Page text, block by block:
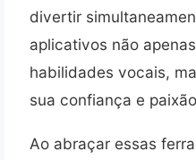
divertir
aplicativos não
habilidades vocais,
sua confiança e
Ao abraçar essas